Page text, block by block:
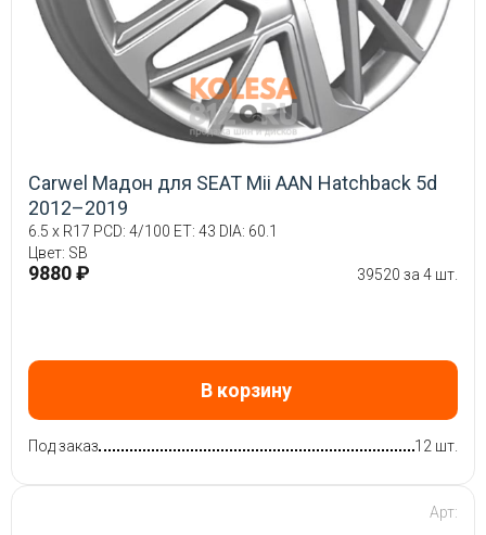
Carwel Мадон для SEAT Mii AAN Hatchback 5d
2012–2019
6.5 x R17 PCD: 4/100 ET: 43 DIA: 60.1
Цвет: SB
9880 ₽ 39520 за 4 шт.
В корзину
Под заказ 12 шт.
Арт: